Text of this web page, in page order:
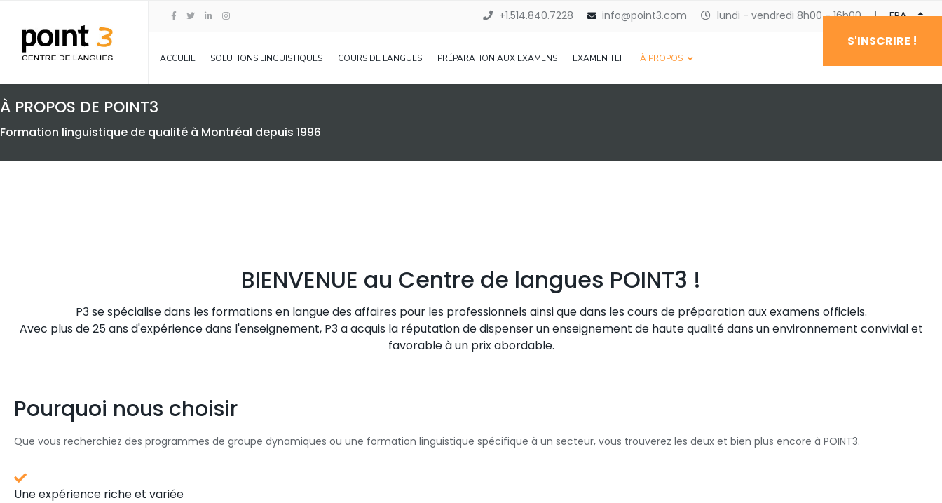
FRANÇAIS
+1.514.840.7228 info@point3.com lundi - vendredi 8h00 - 16h00
S'INSCRIRE !
ACCUEIL SOLUTIONS LINGUISTIQUES COURS DE LANGUES PRÉPARATION AUX EXAMENS EXAMEN TEF À PROPOS
À PROPOS DE POINT3
Formation linguistique de qualité à Montréal depuis 1996
BIENVENUE au Centre de langues POINT3 !
P3 se spécialise dans les formations en langue des affaires pour les professionnels ainsi que dans les cours de préparation aux examens officiels.
Avec plus de 25 ans d'expérience dans l'enseignement, P3 a acquis la réputation de dispenser un enseignement de haute qualité dans un environnement convivial et
favorable à un prix abordable.
Pourquoi nous choisir
Que vous recherchiez des programmes de groupe dynamiques ou une formation linguistique spécifique à un secteur, vous trouverez les deux et bien plus encore à POINT3.
Une expérience riche et variée